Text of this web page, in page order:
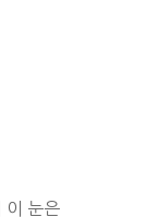
이 눈은